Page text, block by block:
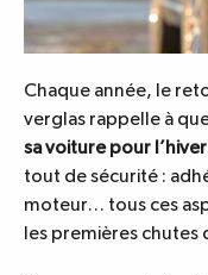
Chaque année, le
verglas rappelle à
sa voiture pour l’hiver
tout de sécurité :
moteur… tous ces
les premières chutes